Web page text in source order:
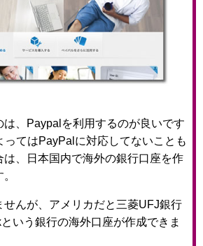
は、Paypalを利用するのが良いです
ってはPayPalに対応してないことも
は、日本国内で海外の銀行口座を作
せんが、アメリカだと三菱UFJ銀行
いう銀行の海外口座が作成できま